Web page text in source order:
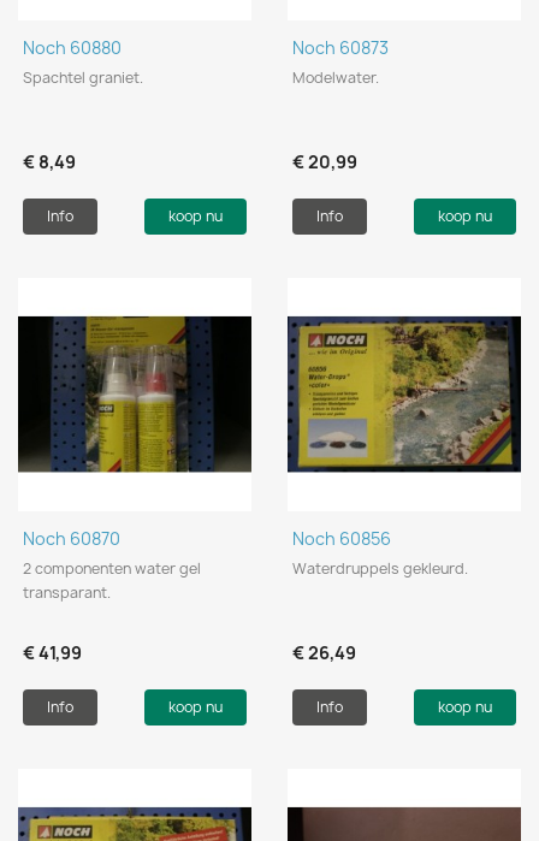
Noch 60880
Spachtel graniet.
€ 8,49
Info koop nu
Noch 60873
Modelwater.
€ 20,99
Info koop nu
Noch 60870
2 componenten water gel
transparant.
€ 41,99
Info koop nu
Noch 60856
Waterdruppels gekleurd.
€ 26,49
Info koop nu